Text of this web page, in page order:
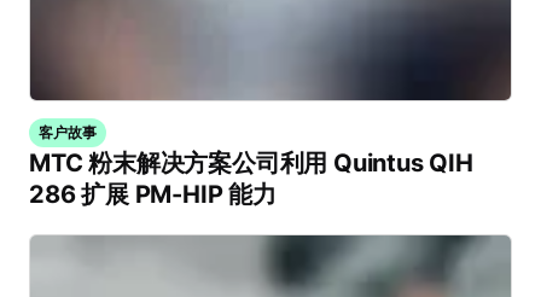
客户故事
MTC 粉末解决方案公司利用 Quintus QIH
286 扩展 PM-HIP 能力